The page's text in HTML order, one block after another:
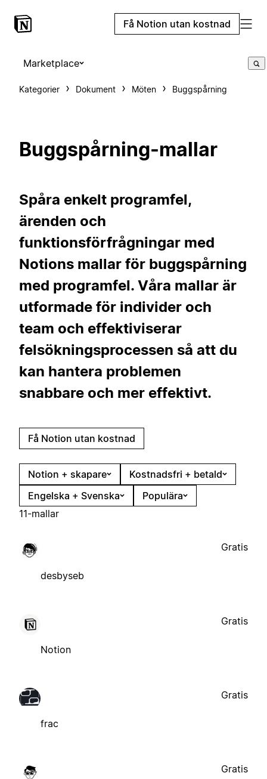
Få Notion utan kostnad
Marketplace
Kategorier Dokument Möten Buggspårning
Buggspårning-mallar
Spåra enkelt programfel,
ärenden och
funktionsförfrågningar med
Notions mallar för buggspårning
med programfel. Våra mallar är
utformade för individer och
team och effektiviserar
felsökningsprocessen så att du
kan hantera problemen
snabbare och mer effektivt.
Få Notion utan kostnad
Notion + skapare
Kostnadsfri + betald
Engelska + Svenska
Populära
11-mallar
desbyseb
Gratis
Notion
Gratis
frac
Gratis
Gratis